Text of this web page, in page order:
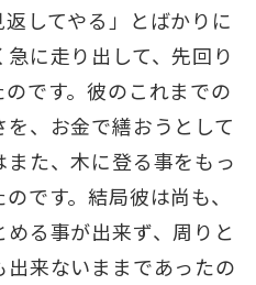
してやる」とばかりに
に走り出して、先回り
です。彼のこれまでの
、お金で繕おうとして
た、木に登る事をもっ
です。結局彼は尚も、
る事が出来ず、周りと
来ないままであったの